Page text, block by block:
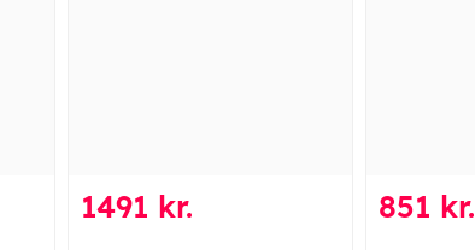
1491 kr. 851 kr.